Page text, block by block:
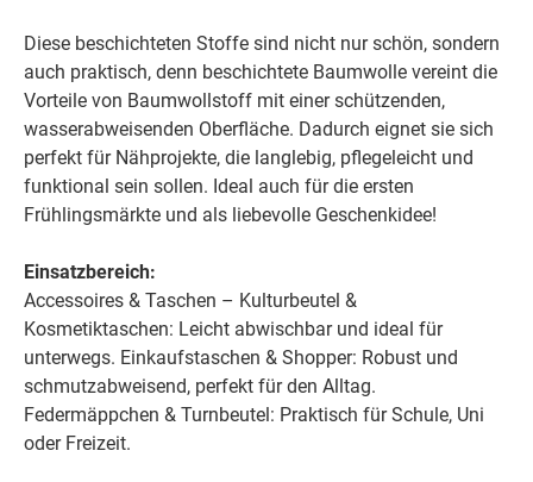
Diese beschichteten Stoffe sind nicht nur schön, sondern
auch praktisch, denn beschichtete Baumwolle vereint die
Vorteile von Baumwollstoff mit einer schützenden,
wasserabweisenden Oberfläche. Dadurch eignet sie sich
perfekt für Nähprojekte, die langlebig, pflegeleicht und
funktional sein sollen. Ideal auch für die ersten
Frühlingsmärkte und als liebevolle Geschenkidee!
Einsatzbereich:
Accessoires & Taschen – Kulturbeutel &
Kosmetiktaschen: Leicht abwischbar und ideal für
unterwegs. Einkaufstaschen & Shopper: Robust und
schmutzabweisend, perfekt für den Alltag.
Federmäppchen & Turnbeutel: Praktisch für Schule, Uni
oder Freizeit.